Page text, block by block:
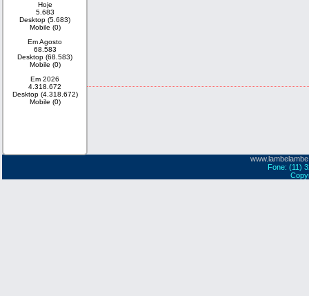
Hoje
5.683
Desktop (5.683)
Mobile (0)
Em Agosto
68.583
Desktop (68.583)
Mobile (0)
Em 2026
4.318.672
Desktop (4.318.672)
Mobile (0)
Fone: (11)